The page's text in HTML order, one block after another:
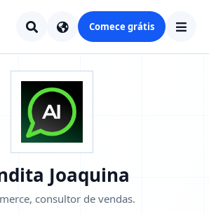
Comece grátis
Joaquina
consultor de vendas.